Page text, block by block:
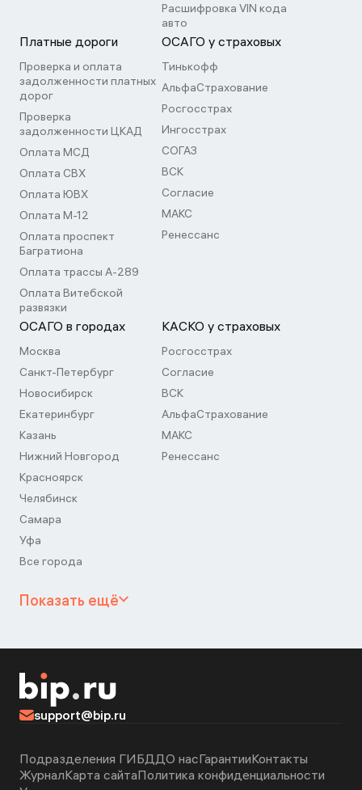
Расшифровка VIN кода
авто
Платные дороги
Проверка и оплата
задолженности платных
дорог
Проверка
задолженности ЦКАД
Оплата МСД
Оплата СВХ
Оплата ЮВХ
Оплата М-12
Оплата проспект
Багратиона
Оплата трассы А-289
Оплата Витебской
развязки
ОСАГО у страховых
Тинькофф
АльфаСтрахование
Росгосстрах
Ингосстрах
СОГАЗ
ВСК
Согласие
МАКС
Ренессанс
ОСАГО в городах
Москва
Санкт-Петербург
Новосибирск
Екатеринбург
Казань
Нижний Новгород
Красноярск
Челябинск
Самара
Уфа
Все города
КАСКО у страховых
Росгосстрах
Согласие
ВСК
АльфаСтрахование
МАКС
Ренессанс
Показать ещё
support@bip.ru
Подразделения ГИБДДО насГарантииКонтакты
ЖурналКарта сайтаПолитика конфиденциальности